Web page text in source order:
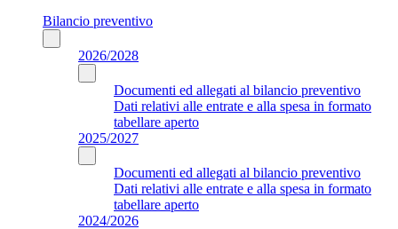
Bilancio preventivo
2026/2028
Documenti ed allegati al bilancio preventivo
Dati relativi alle entrate e alla spesa in formato
tabellare aperto
2025/2027
Documenti ed allegati al bilancio preventivo
Dati relativi alle entrate e alla spesa in formato
tabellare aperto
2024/2026